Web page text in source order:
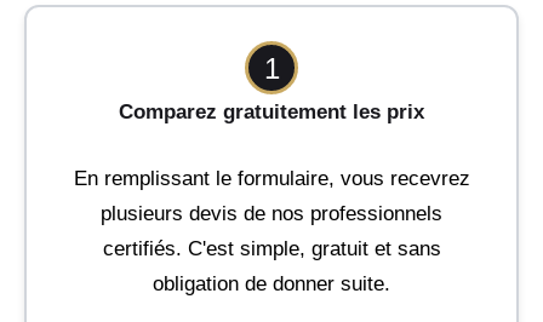
1
Comparez gratuitement les prix
En remplissant le formulaire, vous recevrez
plusieurs devis de nos professionnels
certifiés. C'est simple, gratuit et sans
obligation de donner suite.